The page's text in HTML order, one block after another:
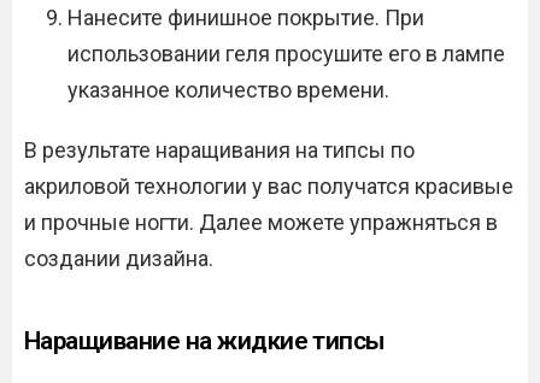
Нанесите финишное покрытие. При
использовании геля просушите его в лампе
указанное количество времени.
В результате наращивания на типсы по
акриловой технологии у вас получатся красивые
и прочные ногти. Далее можете упражняться в
создании дизайна.
Наращивание на жидкие типсы